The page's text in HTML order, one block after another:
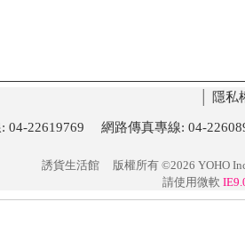
隱私
04-22619769 網路傳真專線: 04-
誘貨生活館
版權所有 ©2026 YOHO
請使用微軟